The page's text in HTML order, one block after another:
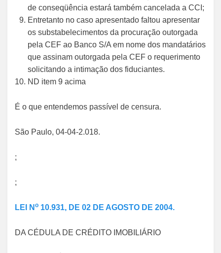
de conseqüência estará também cancelada a CCI;
Entretanto no caso apresentado faltou apresentar
os substabelecimentos da procuração outorgada
pela CEF ao Banco S/A em nome dos mandatários
que assinam outorgada pela CEF o requerimento
solicitando a intimação dos fiduciantes.
ND item 9 acima
É o que entendemos passível de censura.
São Paulo, 04-04-2.018.
;
;
LEI N o 10.931, DE 02 DE AGOSTO DE 2004.
DA CÉDULA DE CRÉDITO IMOBILIÁRIO